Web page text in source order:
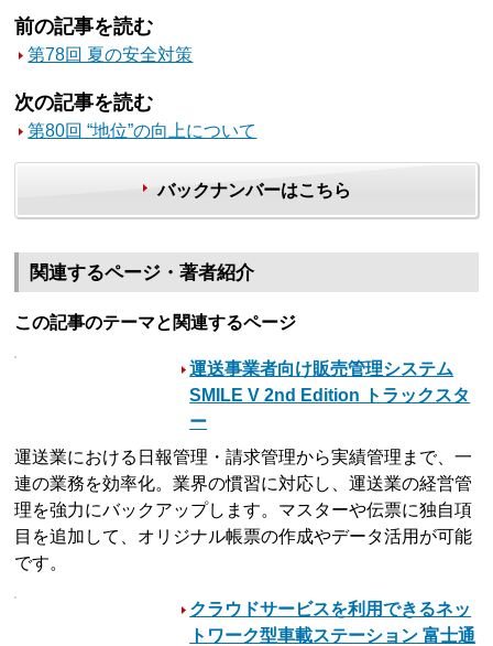
前の記事を読む
第78回 夏の安全対策
次の記事を読む
第80回 “地位”の向上について
バックナンバーはこちら
関連するページ・著者紹介
この記事のテーマと関連するページ
運送事業者向け販売管理システム
SMILE V 2nd Edition トラックスタ
ー
運送業における日報管理・請求管理から実績管理まで、一
連の業務を効率化。業界の慣習に対応し、運送業の経営管
理を強力にバックアップします。マスターや伝票に独自項
目を追加して、オリジナル帳票の作成やデータ活用が可能
です。
クラウドサービスを利用できるネッ
トワーク型車載ステーション 富士通